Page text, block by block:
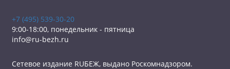
+7 (495) 539-30-20
9:00-18:00, понедельник - пятница
info@ru-bezh.ru
Сетевое издание RUБЕЖ, выдано Роскомнадзором.